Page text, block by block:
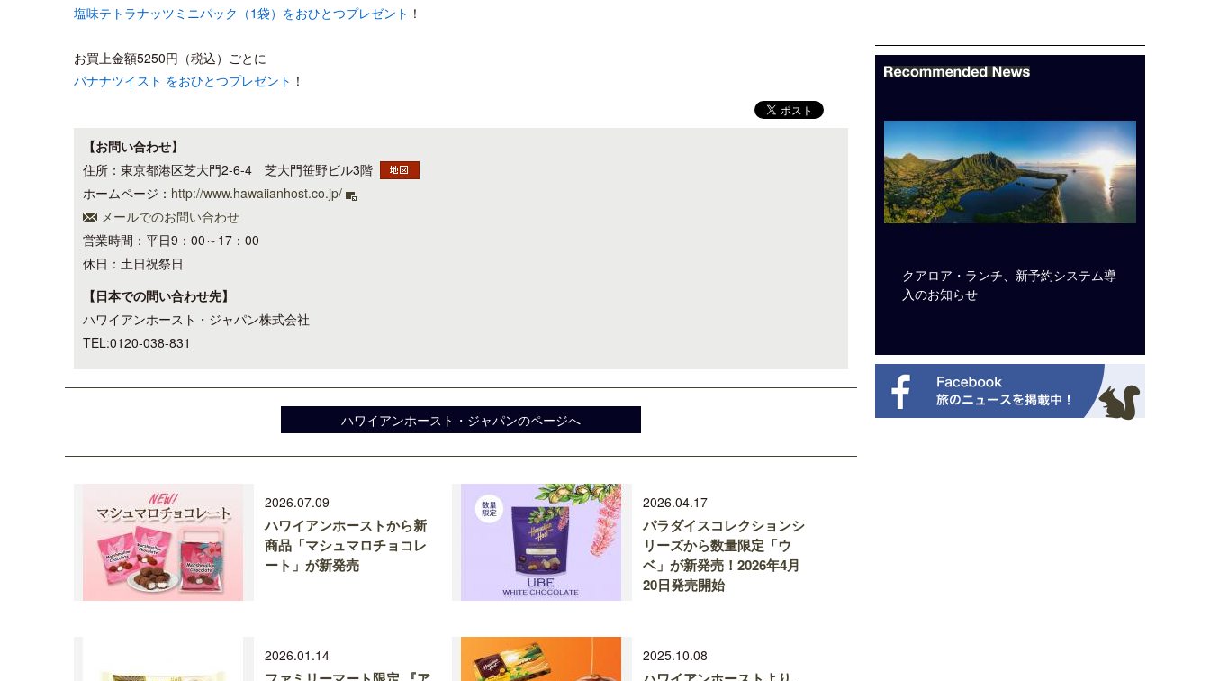
塩味テトラナッツミニパック（1袋）をおひとつプレゼント ！
お買上金額5250円（税込）ごとに
バナナツイスト をおひとつプレゼント ！
【お問い合わせ】
住所：東京都港区芝大門2-6-4 芝大門笹野ビル3階
ホームページ： http://www.hawaiianhost.co.jp/
メールでのお問い合わせ
営業時間：平日9：00～17：00
休日：土日祝祭日
【日本での問い合わせ先】
ハワイアンホースト・ジャパン株式会社
TEL:0120-038-831
ハワイアンホースト・ジャパンのページへ
2026.07.09
ハワイアンホーストから新
商品「マシュマロチョコレ
ート」が新発売
2026.04.17
パラダイスコレクションシ
リーズから数量限定「ウ
ベ」が新発売！2026年4月
20日発売開始
2026.01.14 2025.10.08
クアロア・ランチ、新予約システム導
入のお知らせ